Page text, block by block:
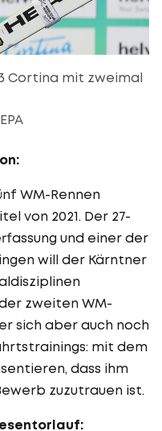
Cortina mit zweimal
WM-Rennen
von 2021. Der 27-
und einer der
will der Kärntner
zweiten WM-
sich aber auch noch
mit dem
dass ihm
zuzutrauen ist.